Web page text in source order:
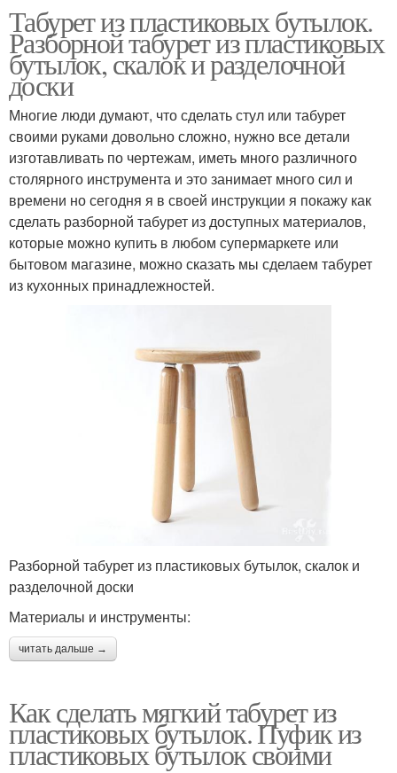
Табурет из пластиковых бутылок.
Разборной табурет из пластиковых
бутылок, скалок и разделочной
доски
Многие люди думают, что сделать стул или табурет
своими руками довольно сложно, нужно все детали
изготавливать по чертежам, иметь много различного
столярного инструмента и это занимает много сил и
времени но сегодня я в своей инструкции я покажу как
сделать разборной табурет из доступных материалов,
которые можно купить в любом супермаркете или
бытовом магазине, можно сказать мы сделаем табурет
из кухонных принадлежностей.
Разборной табурет из пластиковых бутылок, скалок и
разделочной доски
Материалы и инструменты:
читать дальше →
Как сделать мягкий табурет из
пластиковых бутылок. Пуфик из
пластиковых бутылок своими